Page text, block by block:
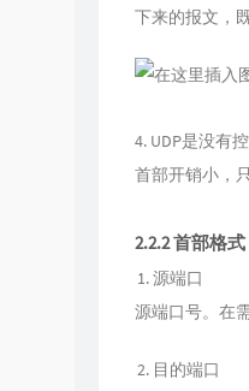
下来的报文，
4. UDP是没有
首部开销小，
2.2.2 首部格式
源端口
源端口号。在
目的端口